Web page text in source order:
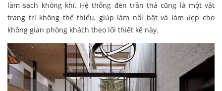
làm sạch không khí. Hệ thống đèn trần thả cũng là một vật
trang trí không thể thiếu, giúp làm nổi bật và làm đẹp cho
không gian phòng khách theo lối thiết kế này.